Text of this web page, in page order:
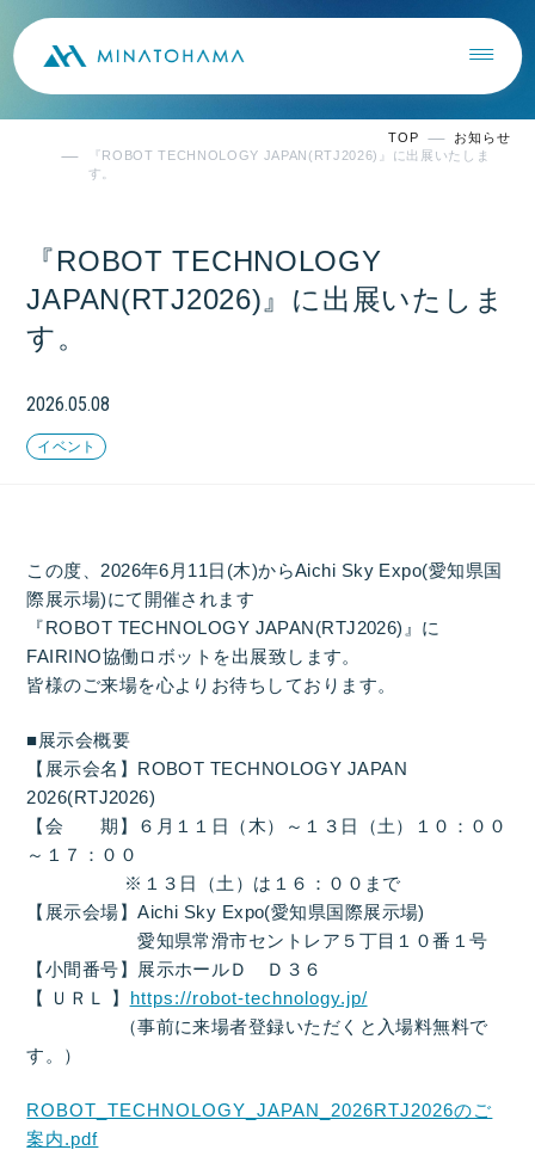
TOP
お知らせ
『ROBOT TECHNOLOGY JAPAN(RTJ2026)』に出展いたしま
す。
『ROBOT TECHNOLOGY
JAPAN(RTJ2026)』に出展いたしま
す。
2026.05.08
イベント
この度、2026年6月11日(木)からAichi Sky Expo(愛知県国
際展示場)にて開催されます
『ROBOT TECHNOLOGY JAPAN(RTJ2026)』に
FAIRINO協働ロボットを出展致します。
皆様のご来場を心よりお待ちしております。
■展示会概要
【展示会名】ROBOT TECHNOLOGY JAPAN
2026(RTJ2026)
【会 期】６月１１日（木）～１３日（土）１０：００
～１７：００
※１３日（土）は１６：００まで
【展示会場】Aichi Sky Expo(愛知県国際展示場)
愛知県常滑市セントレア５丁目１０番１号
【小間番号】展示ホールＤ Ｄ３６
【 ＵＲＬ 】 https://robot-technology.jp/
（事前に来場者登録いただくと入場料無料で
す。）
ROBOT_TECHNOLOGY_JAPAN_2026RTJ2026のご
案内.pdf